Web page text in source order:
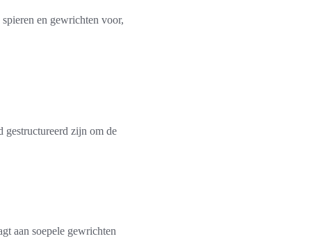
en gewrichten voor,
gestructureerd zijn om de
aan soepele gewrichten